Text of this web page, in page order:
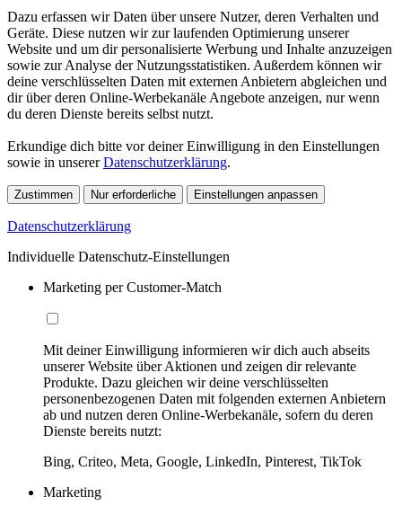
Dazu erfassen wir Daten über unsere Nutzer, deren Verhalten und
Geräte. Diese nutzen wir zur laufenden Optimierung unserer
Website und um dir personalisierte Werbung und Inhalte anzuzeigen
sowie zur Analyse der Nutzungsstatistiken. Außerdem können wir
deine verschlüsselten Daten mit externen Anbietern abgleichen und
dir über deren Online-Werbekanäle Angebote anzeigen, nur wenn
du deren Dienste bereits selbst nutzt.
Erkundige dich bitte vor deiner Einwilligung in den Einstellungen
sowie in unsererDatenschutzerklärung.
Zustimmen Nur erforderliche Einstellungen anpassen
Datenschutzerklärung
Individuelle Datenschutz-Einstellungen
Marketing per Customer-Match
Mit deiner Einwilligung informieren wir dich auch abseits
unserer Website über Aktionen und zeigen dir relevante
Produkte. Dazu gleichen wir deine verschlüsselten
personenbezogenen Daten mit folgenden externen Anbietern
ab und nutzen deren Online-Werbekanäle, sofern du deren
Dienste bereits nutzt:
Bing, Criteo, Meta, Google, LinkedIn, Pinterest, TikTok
Marketing